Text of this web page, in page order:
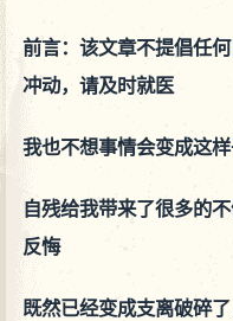
前言：该文章不提倡任
冲动，请及时就医
我也不想事情会变成这
自残给我带来了很多的
反悔
既然已经变成支离破碎